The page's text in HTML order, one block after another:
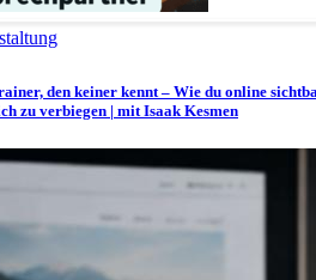
den keiner kennt – Wie du online
zu verbiegen | mit Isaak Kesmen